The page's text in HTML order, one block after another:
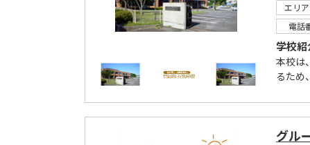
エリ
電話
学校紹
本校は
るため
グル